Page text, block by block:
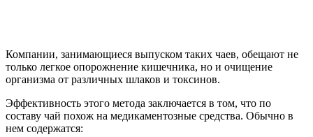
Компании, занимающиеся выпуском таких чаев, обещают не
только легкое опорожнение кишечника, но и очищение
организма от различных шлаков и токсинов.
Эффективность этого метода заключается в том, что по
составу чай похож на медикаментозные средства. Обычно в
нем содержатся: